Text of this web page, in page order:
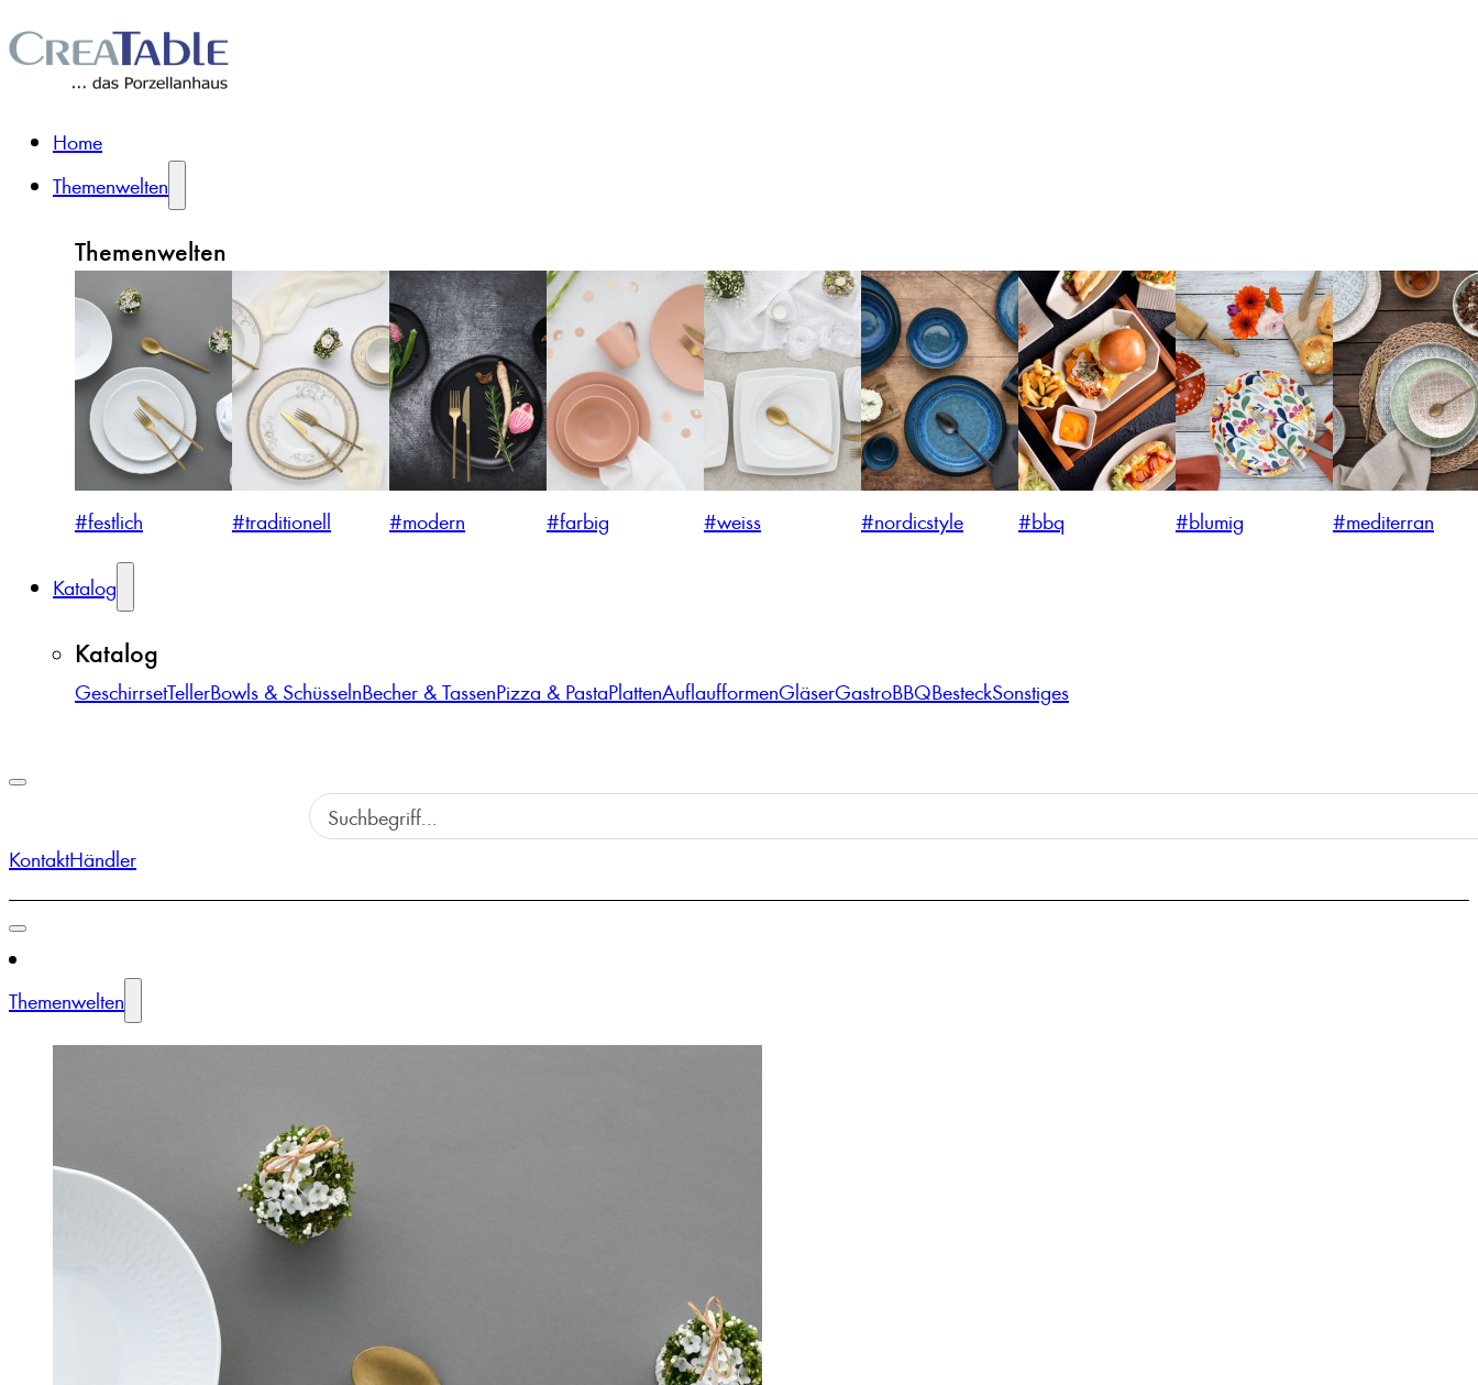
Home
Themenwelten
Themenwelten
#festlich #traditionell #modern #farbig #weiss #nordicstyle #bbq #blumig #mediterran
Katalog
Katalog
GeschirrsetTellerBowls & SchüsselnBecher & TassenPizza & PastaPlattenAuflaufformenGläserGastroBBQBesteckSonstiges
KontaktHändler
Themenwelten